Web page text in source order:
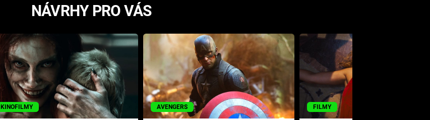
NÁVRHY PRO VÁS
KINOFILMY AVENGERS FILMY